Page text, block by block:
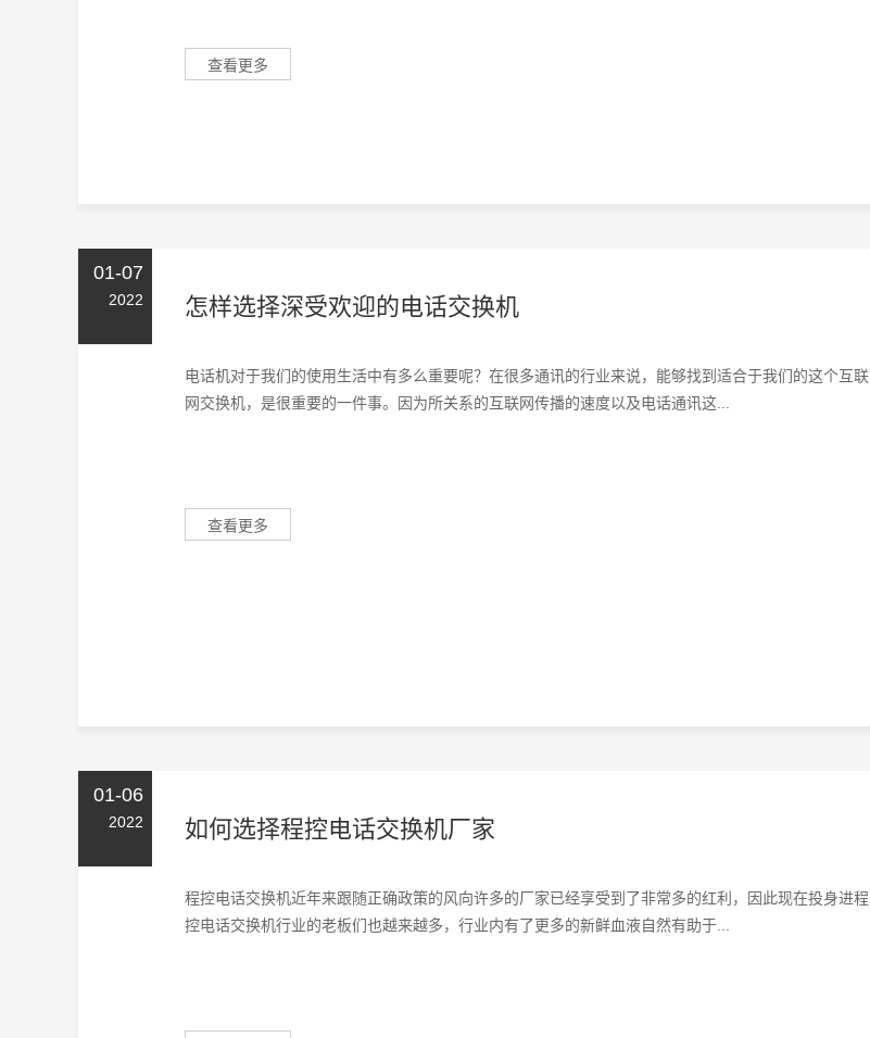
查看更多
01-07
2022 怎样选择深受欢迎的电话交换机
电话机对于我们的使用生活中有多么重要呢？在很多通讯的行业来说，能够找到适合于我们的这个互联
网交换机，是很重要的一件事。因为所关系的互联网传播的速度以及电话通讯这...
查看更多
01-06
2022 如何选择程控电话交换机厂家
程控电话交换机近年来跟随正确政策的风向许多的厂家已经享受到了非常多的红利，因此现在投身进程
控电话交换机行业的老板们也越来越多，行业内有了更多的新鲜血液自然有助于...